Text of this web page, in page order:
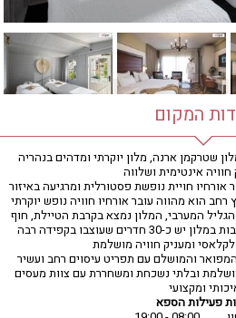
המקום
שטרקמן ארנה, מלון יוקרתי ומדהים בנהריה
אינטימית ושלווה
חויית נופשת פסטורלית ומרגיעה באיזור
הוא מהווה עובר אורחיו חוויה נופש יוקרתי
המערבי, המלון נמצא בקרבת הטיילת, חוף
הים, מרכז העיר ועוד אטרקציות רבות במלון יש כ-30 חדרים שעוצבו בקפידה רבה
ומעניק חוויה מושלמת
והמושלם עם תפריט עיסוים רחב ועשיר
ובלתי נשכחת ומשחררת עם צוות מעסים
ומקצועי
פעילות הספא